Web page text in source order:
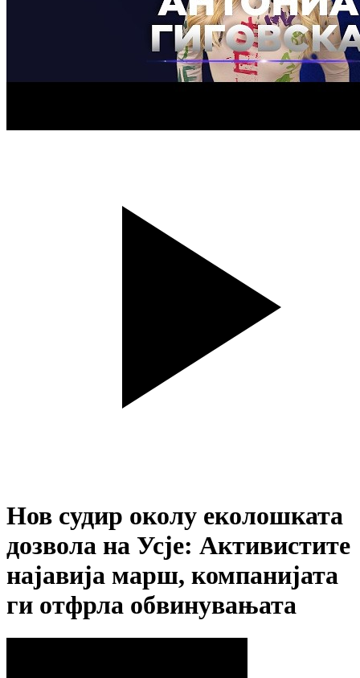
Нов судир околу еколошката
дозвола на Усје: Активистите
најавија марш, компанијата
ги отфрла обвинувањата